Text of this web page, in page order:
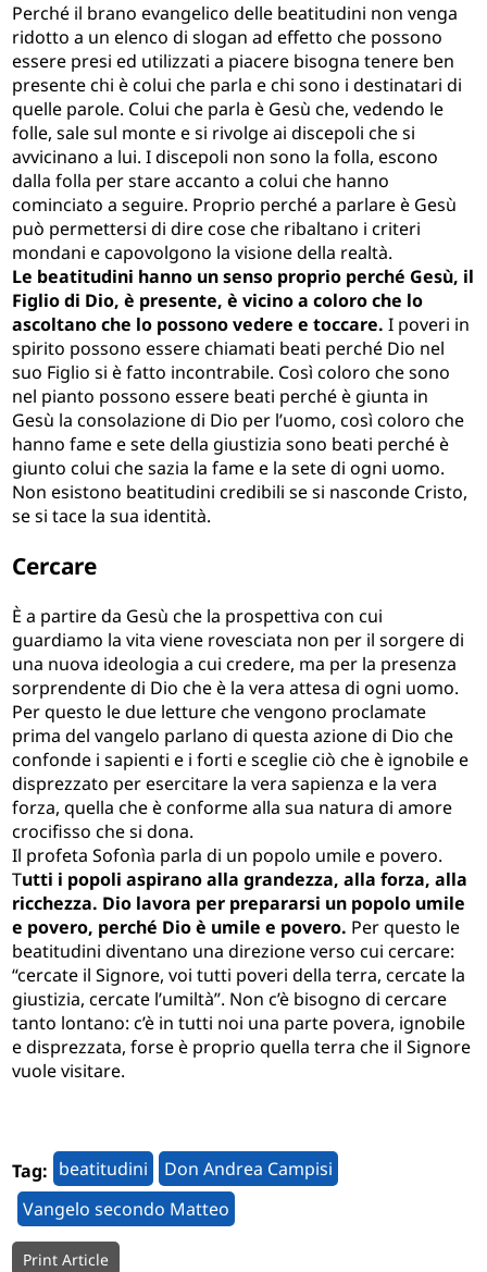
Perché il brano evangelico delle beatitudini non venga
ridotto a un elenco di slogan ad effetto che possono
essere presi ed utilizzati a piacere bisogna tenere ben
presente chi è colui che parla e chi sono i destinatari di
quelle parole. Colui che parla è Gesù che, vedendo le
folle, sale sul monte e si rivolge ai discepoli che si
avvicinano a lui. I discepoli non sono la folla, escono
dalla folla per stare accanto a colui che hanno
cominciato a seguire. Proprio perché a parlare è Gesù
può permettersi di dire cose che ribaltano i criteri
mondani e capovolgono la visione della realtà.
Le beatitudini hanno un senso proprio perché Gesù, il
Figlio di Dio, è presente, è vicino a coloro che lo
ascoltano che lo possono vedere e toccare. I poveri in
spirito possono essere chiamati beati perché Dio nel
suo Figlio si è fatto incontrabile. Così coloro che sono
nel pianto possono essere beati perché è giunta in
Gesù la consolazione di Dio per l’uomo, così coloro che
hanno fame e sete della giustizia sono beati perché è
giunto colui che sazia la fame e la sete di ogni uomo.
Non esistono beatitudini credibili se si nasconde Cristo,
se si tace la sua identità.
Cercare
È a partire da Gesù che la prospettiva con cui
guardiamo la vita viene rovesciata non per il sorgere di
una nuova ideologia a cui credere, ma per la presenza
sorprendente di Dio che è la vera attesa di ogni uomo.
Per questo le due letture che vengono proclamate
prima del vangelo parlano di questa azione di Dio che
confonde i sapienti e i forti e sceglie ciò che è ignobile e
disprezzato per esercitare la vera sapienza e la vera
forza, quella che è conforme alla sua natura di amore
crocifisso che si dona.
Il profeta Sofonìa parla di un popolo umile e povero.
Tutti i popoli aspirano alla grandezza, alla forza, alla
ricchezza. Dio lavora per prepararsi un popolo umile
e povero, perché Dio è umile e povero. Per questo le
beatitudini diventano una direzione verso cui cercare:
“cercate il Signore, voi tutti poveri della terra, cercate la
giustizia, cercate l’umiltà”. Non c’è bisogno di cercare
tanto lontano: c’è in tutti noi una parte povera, ignobile
e disprezzata, forse è proprio quella terra che il Signore
vuole visitare.
Tag: beatitudini
Don Andrea Campisi
Vangelo secondo Matteo
Print Article